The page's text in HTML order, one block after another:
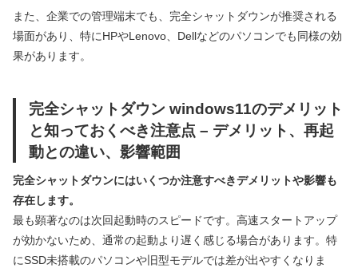
また、企業での管理端末でも、完全シャットダウンが推奨される
場面があり、特にHPやLenovo、Dellなどのパソコンでも同様の効
果があります。
完全シャットダウン windows11のデメリット
と知っておくべき注意点 – デメリット、再起
動との違い、影響範囲
完全シャットダウンにはいくつか注意すべきデメリットや影響も
存在します。
最も顕著なのは次回起動時のスピードです。高速スタートアップ
が効かないため、通常の起動より遅く感じる場合があります。特
にSSD未搭載のパソコンや旧型モデルでは差が出やすくなりま